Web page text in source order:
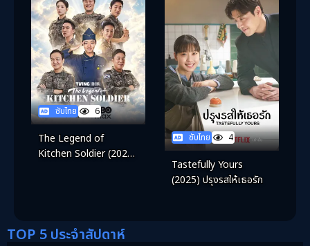
ซับไทย 6
The Legend of
Kitchen Soldier (2026)
ซับไทย 4
Tastefully Yours
(2025) ปรุงรสให้เธอรัก
TOP 5 ประจำสัปดาห์